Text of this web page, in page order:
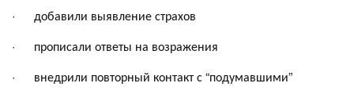
· добавили выявление страхов
· прописали ответы на возражения
· внедрили повторный контакт с “подумавшими”